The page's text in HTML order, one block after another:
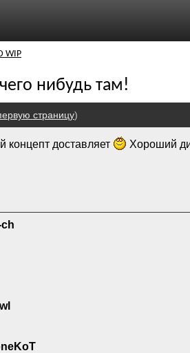
WIP
нибудь там!
страницу)
концепт доставляет Хороший
ch